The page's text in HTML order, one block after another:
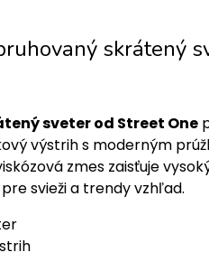
skrátený
sveter od Street One
výstrih s moderným
zmes zaisťuje
svieži a trendy vzhľad.